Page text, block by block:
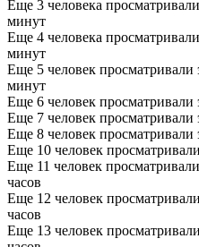
Еще 3 человека
минут
Еще 4 человека
минут
Еще 5 человек просматривали
минут
Еще 6 человек просматривали
Еще 7 человек просматривали
Еще 8 человек просматривали
Еще 10 человек
Еще 11 человек
часов
Еще 12 человек
часов
Еще 13 человек